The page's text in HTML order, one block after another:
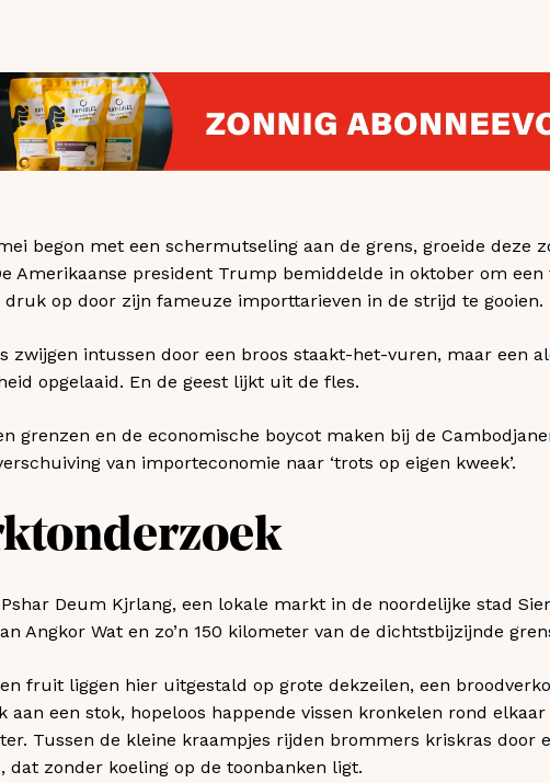
begon met een schermutseling aan de grens, groeide deze
Amerikaanse president Trump bemiddelde in oktober om
druk op door zijn fameuze importtarieven in de strijd te gooien.
zwijgen intussen door een broos staakt-het-vuren, maar een
opgelaaid. En de geest lijkt uit de fles.
grenzen en de economische boycot maken bij de
van importeconomie naar ‘trots op eigen kweek’.
Deum Kjrlang, een lokale markt in de noordelijke stad
Angkor Wat en zo’n 150 kilometer van de dichtstbijzijnde
fruit liggen hier uitgestald op grote dekzeilen, een
aan een stok, hopeloos happende vissen kronkelen rond
Tussen de kleine kraampjes rijden brommers kriskras door
dat zonder koeling op de toonbanken ligt.